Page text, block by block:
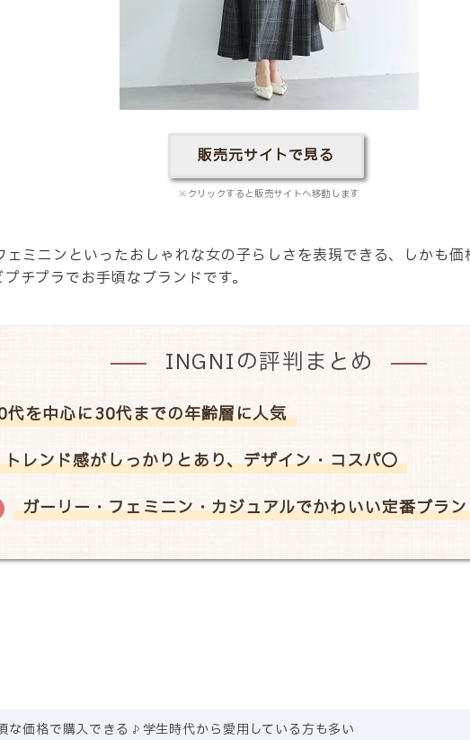
販売元サイトで見る
※クリックすると販売サイトへ移動します
ミニンといったおしゃれな女の子らしさを表現できる、しかも
チプラでお手頃なブランドです。
INGNIの評判まとめ
代を中心に30代までの年齢層に人気
トレンド感がしっかりとあり、デザイン・コスパ〇
ガーリー・フェミニン・カジュアルでかわいい定番ブラ
な価格で購入できる♪学生時代から愛用している方も多い